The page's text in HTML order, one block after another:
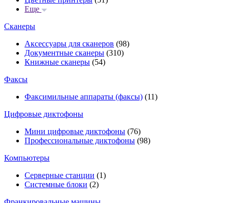
Еще
Сканеры
Аксессуары для сканеров (98)
Документные сканеры (310)
Книжные сканеры (54)
Факсы
Факсимильные аппараты (факсы) (11)
Цифровые диктофоны
Мини цифровые диктофоны (76)
Профессиональные диктофоны (98)
Компьютеры
Серверные станции (1)
Системные блоки (2)